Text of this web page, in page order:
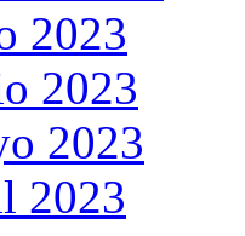
2023
2023
2023
2023